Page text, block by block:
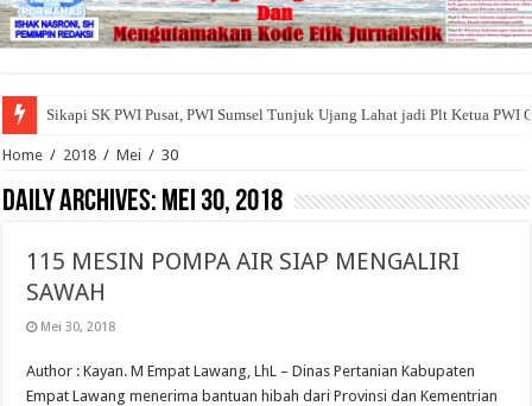
Sikapi SK PWI Pusat, PWI Sumsel Tunjuk Ujang Lahat jadi Plt Ketua PWI
Home / 2018 / Mei / 30
Daily Archives: Mei 30, 2018
115 MESIN POMPA AIR SIAP MENGALIRI
SAWAH
Mei 30, 2018
Author : Kayan. M Empat Lawang, LhL – Dinas Pertanian Kabupaten
Empat Lawang menerima bantuan hibah dari Provinsi dan Kementrian